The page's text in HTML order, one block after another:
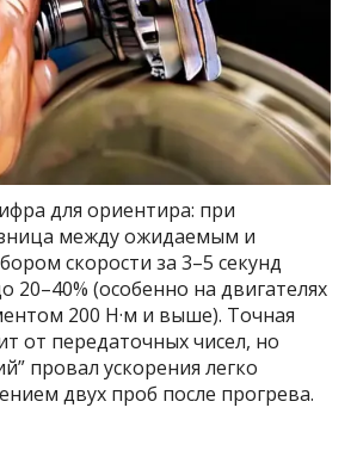
для ориентира: при
между ожидаемым и
скорости за 3–5 секунд
20–40% (особенно на двигателях
200 Н·м и выше). Точная
от передаточных чисел, но
провал ускорения легко
двух проб после прогрева.